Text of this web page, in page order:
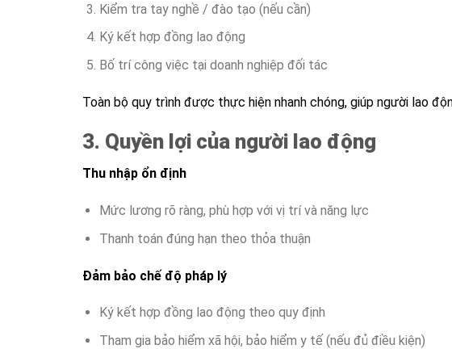
Kiểm tra tay nghề / đào tạo (nếu cần)
Ký kết hợp đồng lao động
Bố trí công việc tại doanh nghiệp đối tác
Toàn bộ quy trình được thực hiện nhanh chóng, giúp người lao
3. Quyền lợi của người lao động
Thu nhập ổn định
Mức lương rõ ràng, phù hợp với vị trí và năng lực
Thanh toán đúng hạn theo thỏa thuận
Đảm bảo chế độ pháp lý
Ký kết hợp đồng lao động theo quy định
Tham gia bảo hiểm xã hội, bảo hiểm y tế (nếu đủ điều kiện)